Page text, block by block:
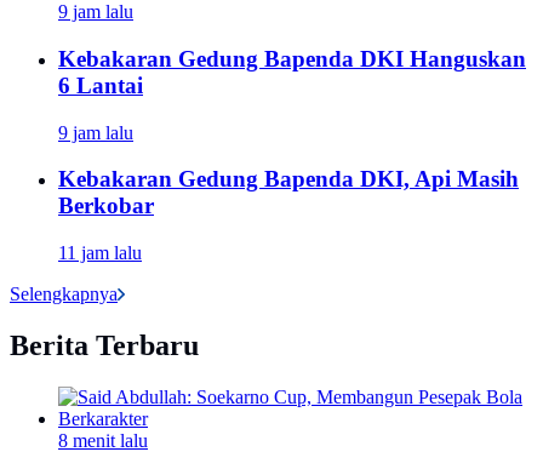
9 jam lalu
Kebakaran Gedung Bapenda DKI Hanguskan
6 Lantai
9 jam lalu
Kebakaran Gedung Bapenda DKI, Api Masih
Berkobar
11 jam lalu
Selengkapnya
Berita Terbaru
8 menit lalu